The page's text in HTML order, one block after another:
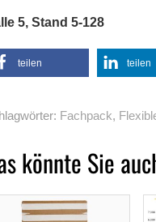
5, Stand 5-128
teilen teilen
Fachpack,
könnte Sie